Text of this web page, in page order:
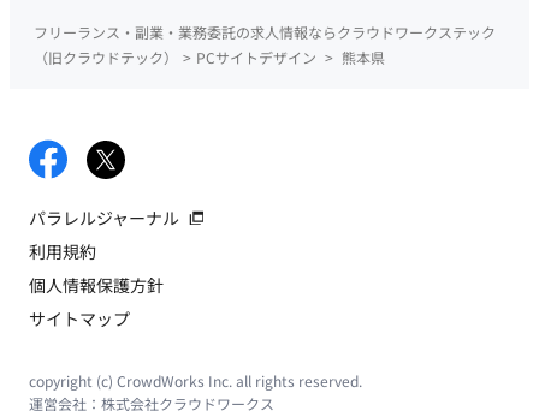
フリーランス・副業・業務委託の求人情報ならクラウドワークステック
（旧クラウドテック）
> PCサイトデザイン > 熊本県
パラレルジャーナル
利用規約
個人情報保護方針
サイトマップ
copyright (c) CrowdWorks Inc. all rights reserved.
運営会社： 株式会社クラウドワークス